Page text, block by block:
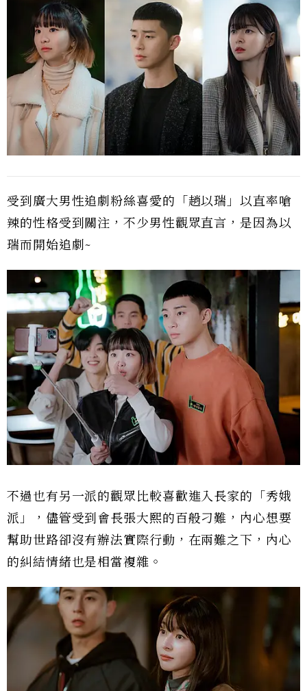
受到廣大男性追劇粉絲喜愛的「趙以瑞」以直率嗆
辣的性格受到關注，不少男性觀眾直言，是因為以
瑞而開始追劇~
不過也有另一派的觀眾比較喜歡進入長家的「秀娥
派」，儘管受到會長張大熙的百般刁難，內心想要
幫助世路卻沒有辦法實際行動，在兩難之下，內心
的糾結情緒也是相當複雜。